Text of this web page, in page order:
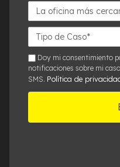
La
oficina
más
cercana*
Detalles
del
Caso*
smsDoy mi consentimiento
notificaciones sobre mi
SMS. Política de